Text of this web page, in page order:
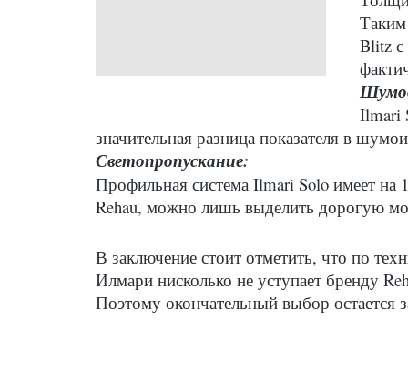
Blitz
Ilmari
значительная разница показателя в
Светопропускание:
Профильная система Ilmari Solo имеет на
Rehau, можно лишь выделить дорогую
В заключение стоит отметить, что по
Илмари нисколько не уступает бренду
Поэтому окончательный выбор остается